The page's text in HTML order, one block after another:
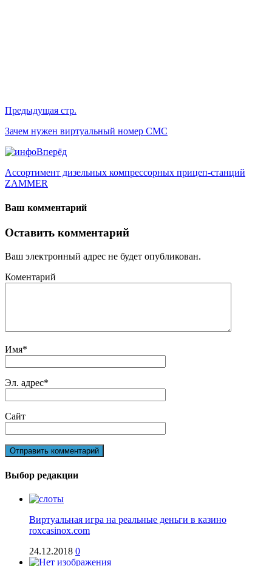
Предыдущая стр.
Зачем нужен виртуальный номер СМС
Вперёд
Ассортимент дизельных компрессорных прицеп-станций
ZAMMER
Ваш комментарий
Оставить комментарий
Ваш электронный адрес не будет опубликован.
Коментарий
Имя*
Эл. адрес*
Сайт
Выбор редакции
Виртуальная игра на реальные деньги в казино
roxcasinox.com
24.12.2018 0